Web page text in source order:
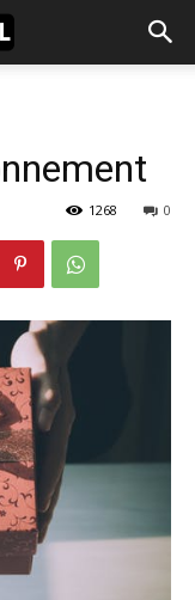
0
1268